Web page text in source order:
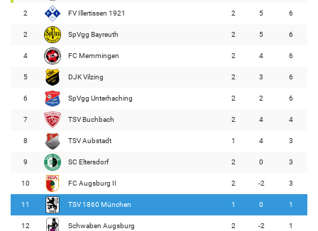
2 FV Illertissen 1921 2 5 6
2 SpVgg Bayreuth 2 5 6
4 FC Memmingen 2 4 6
5 DJK Vilzing 2 3 6
6 SpVgg Unterhaching 2 2 6
7 TSV Buchbach 2 4 4
8 TSV Aubstadt 1 4 3
9 SC Eltersdorf 2 0 3
10 FC Augsburg II 2 -2 3
11 TSV 1860 München 1 0 1
12 Schwaben Augsburg 2 -2 1